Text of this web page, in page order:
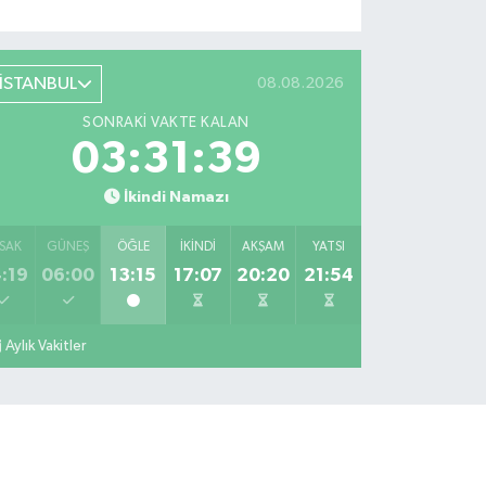
İSTANBUL 08.08.2026
SONRAKI VAKTE KALAN
03:31:38
İkindi Namazı
GÜNEŞ
06:00
ÖĞLE
13:15
İKINDI
17:07
AKŞAM
20:20
YATSI
21:54
Aylık Vakitler